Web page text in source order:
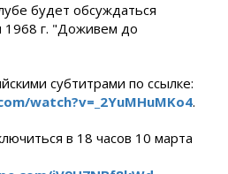
будет обсуждаться
г. "Доживем до
субтитрами по ссылке:
watch?v=_2YuMHuMKo4.
в 18 часов 10 марта